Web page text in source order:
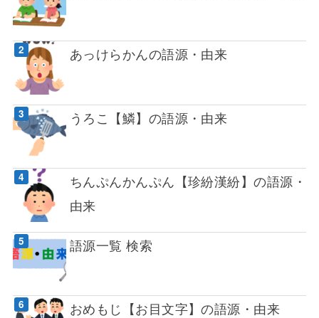
あっけらかんの語源・由来
うろこ【鱗】の語源・由来
ちんぷんかんぷん【珍紛漢紛】の語源・
由来
語源一覧 検索
おめもじ【お目文字】の語源・由来